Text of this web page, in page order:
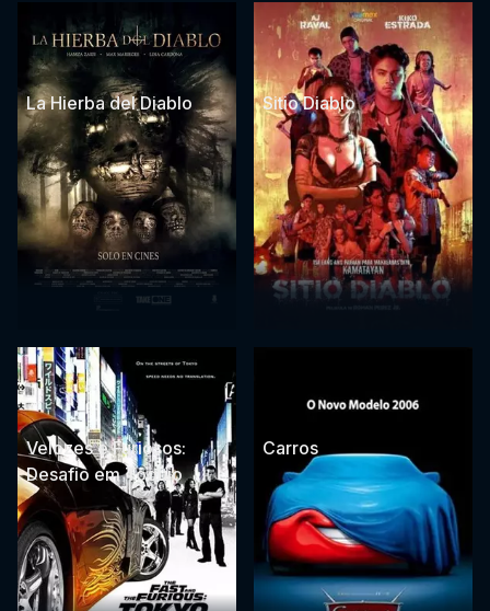
La Hierba del Diablo Sitio Diablo
Velozes e Furiosos:
Desafio em Tóquio
Carros